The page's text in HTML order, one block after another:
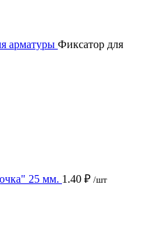
арматуры Фиксатор для
25 мм. 1.40 ₽ /шт